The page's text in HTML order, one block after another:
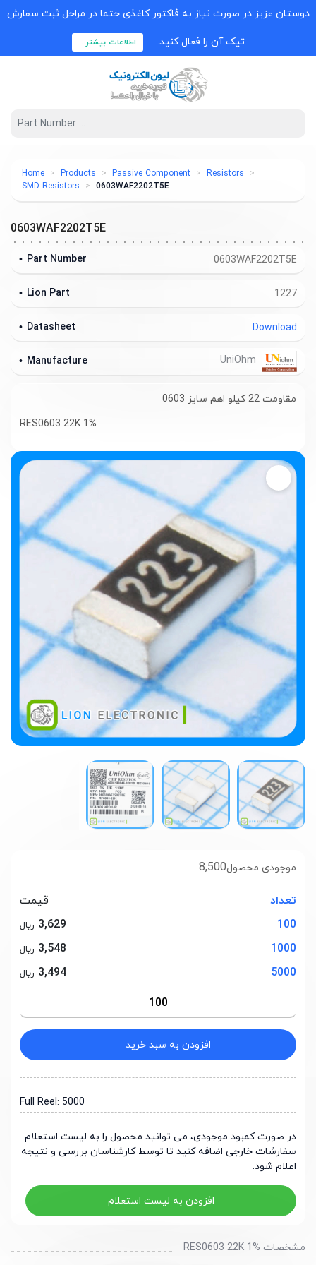
دوستان عزیز در صورت نیاز به فاکتور کاغذی حتما در مراحل ثبت سفارش
تیک آن را فعال کنید. اطلاعات بیشتر...
Home Products Passive Component
Resistors
SMD Resistors
0603WAF2202T5E
8,500موجودی محصول
تعداد
قیمت
100
3,629 ریال
1000
3,548 ریال
5000
3,494 ریال
افزودن به سبد خرید
Full Reel: 5000
در صورت کمبود موجودی، می توانید محصول را به لیست استعلام
سفارشات خارجی اضافه کنید تا توسط کارشناسان بررسی و نتیجه
اعلام شود.
افزودن به لیست استعلام
0603WAF2202T5E
0603WAF2202T5E
Part Number
1227
Lion Part
Download
Datasheet
Manufacture
مقاومت 22 کیلو اهم سایز 0603
RES0603 22K 1%
مشخصات RES0603 22K 1%